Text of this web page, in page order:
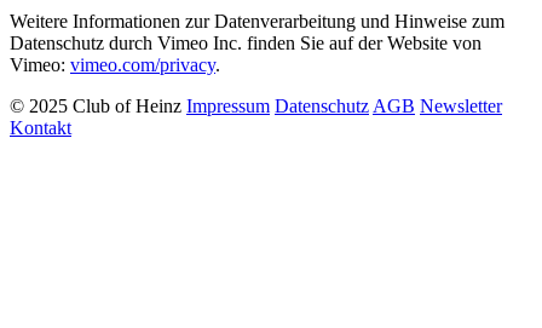
Weitere Informationen zur Datenverarbeitung und Hinweise zum
Datenschutz durch Vimeo Inc. finden Sie auf der Website von
Vimeo: vimeo.com/privacy.
© 2025 Club of Heinz Impressum Datenschutz AGB Newsletter
Kontakt